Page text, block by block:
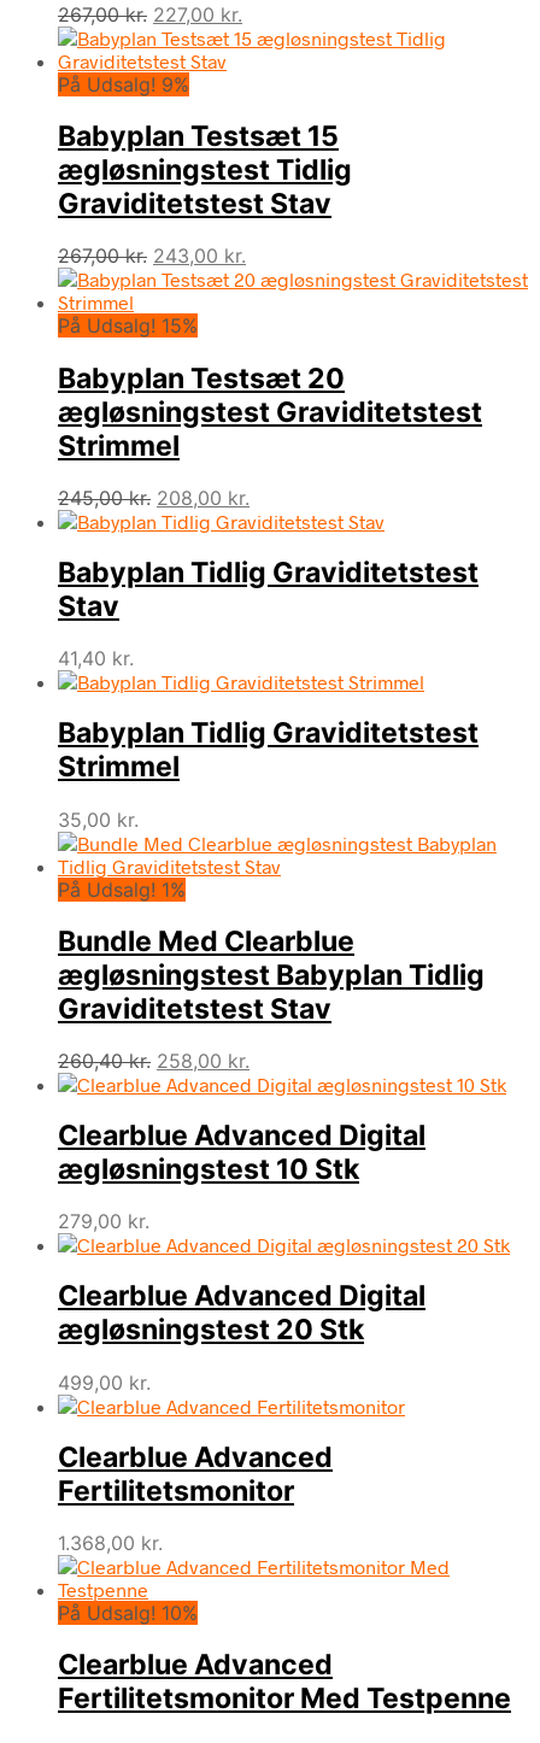
267,00kr. Den
oprindelige
pris
var:
227,00 kr.
aktuelle
På Udsalg! 9%
Babyplan Testsæt 15
ægløsningstest Tidlig
Graviditetstest Stav
267,00kr. Den
oprindelige
var:
243,00 kr.
aktuelle
På Udsalg! 15%
Babyplan Testsæt 20
ægløsningstest Graviditetstest
Strimmel
245,00kr. Den
oprindelige
var:
245,00 kr..
208,00 kr.
aktuelle
er:
208,00 kr..
Babyplan Tidlig Graviditetstest
Stav
41,40 kr.
Babyplan Tidlig Graviditetstest
Strimmel
35,00 kr.
På Udsalg! 1%
Bundle Med Clearblue
ægløsningstest Babyplan Tidlig
Graviditetstest Stav
260,40kr. Den
oprindelige
var:
260,40 kr..
258,00 kr.
aktuelle
er:
258,00 kr..
Clearblue Advanced Digital
ægløsningstest 10 Stk
279,00 kr.
Clearblue Advanced Digital
ægløsningstest 20 Stk
499,00 kr.
Clearblue Advanced
Fertilitetsmonitor
1.368,00 kr.
På Udsalg! 10%
Clearblue Advanced
Fertilitetsmonitor Med Testpenne